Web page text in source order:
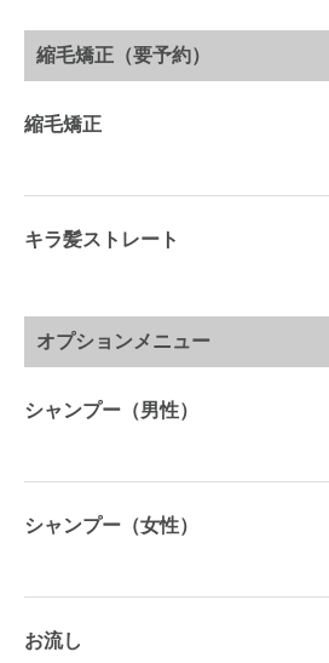
縮毛矯正（要予約）
縮毛矯正
キラ髪ストレート
オプションメニュー
シャンプー（男性）
シャンプー（女性）
お流し